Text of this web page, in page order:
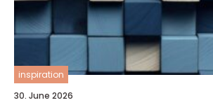
inspiration
30. June 2026